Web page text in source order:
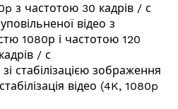
з частотою 30 кадрів / с
відео з
1080р і частотою 120
/ с
стабілізацією зображення
відео (4K, 1080p